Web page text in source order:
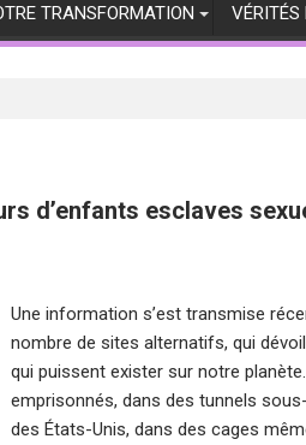
TRANSFORMATION
d’enfants esclaves
Une information s’est transmise
nombre de sites alternatifs, qui
qui puissent exister sur notre
emprisonnés, dans des tunnels
des États-Unis, dans des cages